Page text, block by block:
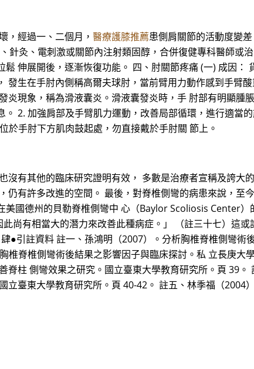
，經過一、二個月， 醫療護膝推薦患側肩關節的活動度變
針灸、電刺激或關節內注射類固醇，合併復健專科醫師或
伸展開後，逐漸恢復功能。 四、肘關節疼痛 (一) 成因：
生在手肘內側稱高爾夫球肘，當前臂用力動作感到手臂
現象，稱為滑液囊炎。滑液囊發炎時，手 肘部有明顯腫
2. 加強肩部及手臂肌力運動，改善局部循環，進行適當
於手肘下方肌肉鼓起處，勿直接戴於手肘關 節上。
有其他的臨床研究證明有效， 多數是治療者宣稱及誇大
有許多改進的空間。 最後，對脊椎側彎的病患來說，至
美國德州的貝勒脊椎側彎中 心（Baylor Scoliosis Center）
尚有相當大的潛力來改善此種病症。」 （註三十七）這
●引註資料 註一、孫鴻明（2007）。分析胸椎脊椎側彎術
椎脊椎側彎術後結果之影響因子與臨床探討。私 立長庚大
柱 側彎效果之研究。國立臺東大學教育研究所。頁 39
立臺東大學教育研究所。頁 40-42。 註五、林季福（2004